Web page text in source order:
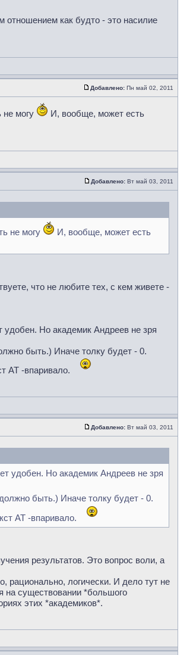
как будто - это насилие
Добавлено: Пн май 02, 2011
не могу
И, вообще, может есть
Добавлено: Вт май 03, 2011
не могу
И, вообще, может есть
что не любите тех, с кем живете -
Но академик Андреев не зря
быть.) Иначе толку будет - 0.
АТ -впаривало.
Добавлено: Вт май 03, 2011
удобен. Но академик Андреев не зря
быть.) Иначе толку будет - 0.
АТ -впаривало.
результатов. Это вопрос воли, а
рационально, логически. И дело тут не
на существовании *большого
этих *академиков*.